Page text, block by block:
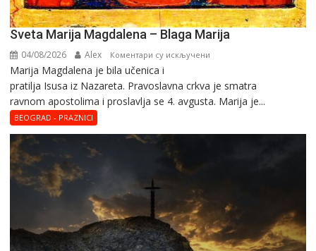
Sveta Marija Magdalena – Blaga Marija
04/08/2026 Alex Коментари су искључени
Marija
Magdalena
Marija Magdalena je bila učenica i
pratilja Isusa iz Nazareta. Pravoslavna crkva je smatra
ravnom apostolima i proslavlja se 4. avgusta. Marija je...
BEOGRAD - PRAZNICI